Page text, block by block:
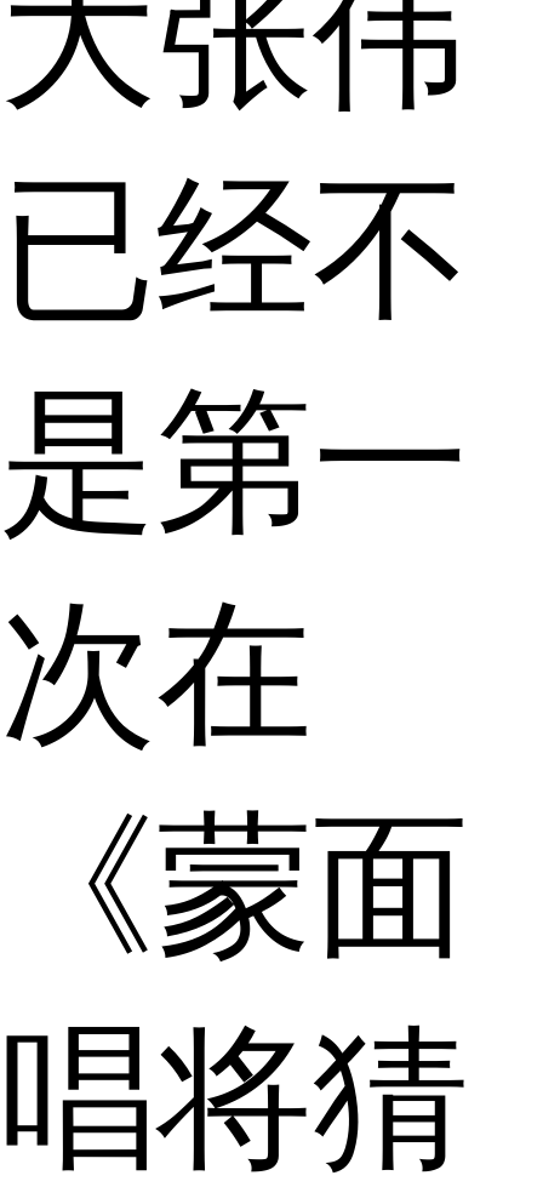
大张伟
已经不
是第一
次在
《蒙面
唱将猜